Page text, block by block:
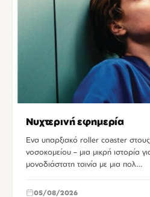
Νυχτερινή εφημερία
Ενα υπαρξιακό roller coaster
νοσοκομείου – μια μικρή ιστορία
μονοδιάστατη ταινία με μια πολ…
05/08/2026